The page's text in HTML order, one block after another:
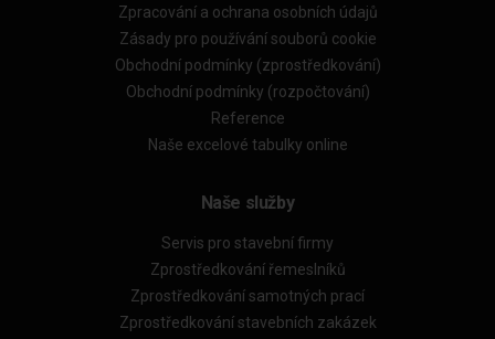
Zpracování a ochrana osobních údajů
Zásady pro používání souborů cookie
Obchodní podmínky (zprostředkování)
Obchodní podmínky (rozpočtování)
Reference
Naše excelové tabulky online
Naše služby
Servis pro stavební firmy
Zprostředkování řemeslníků
Zprostředkování samotných prací
Zprostředkování stavebních zakázek